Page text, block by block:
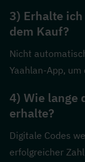
3) Erhalte
dem Kauf?
Nicht
Yaahlan-App,
4) Wie lange
erhalte?
Digitale Codes
erfolgreicher